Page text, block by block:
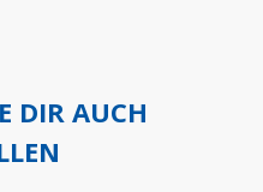
DIR AUCH